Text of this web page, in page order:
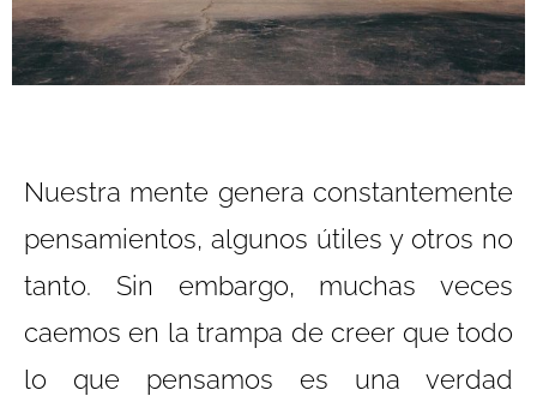
Nuestra mente genera constantemente
pensamientos, algunos útiles y otros no
tanto. Sin embargo, muchas veces
caemos en la trampa de creer que todo
lo que pensamos es una verdad